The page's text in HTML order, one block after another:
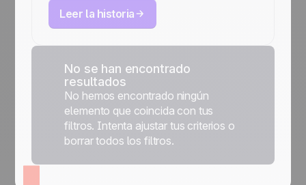
Leer la historia
No se han encontrado
resultados
No hemos encontrado ningún
elemento que coincida con tus
filtros. Intenta ajustar tus criterios o
borrar todos los filtros.